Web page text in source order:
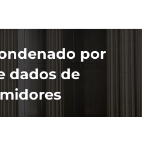
por
dados de